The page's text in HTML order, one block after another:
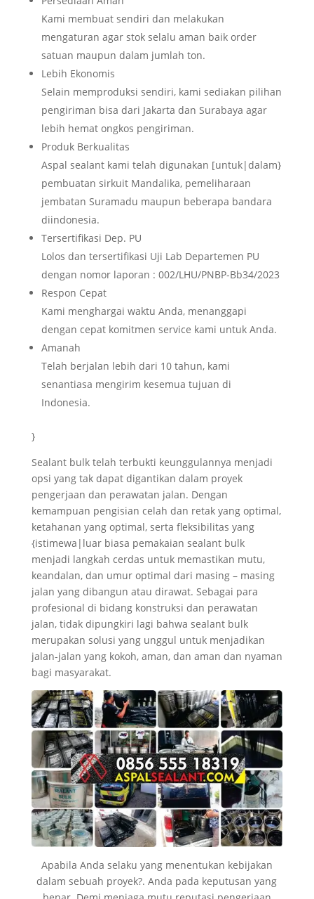
Kami membuat sendiri dan melakukan
mengaturan agar stok selalu aman baik order
satuan maupun dalam jumlah ton.
Lebih Ekonomis
Selain memproduksi sendiri, kami sediakan pilihan
pengiriman bisa dari Jakarta dan Surabaya agar
lebih hemat ongkos pengiriman.
Produk Berkualitas
Aspal sealant kami telah digunakan [untuk|dalam}
pembuatan sirkuit Mandalika, pemeliharaan
jembatan Suramadu maupun beberapa bandara
diindonesia.
Tersertifikasi Dep. PU
Lolos dan tersertifikasi Uji Lab Departemen PU
dengan nomor laporan : 002/LHU/PNBP-Bb34/2023
Respon Cepat
Kami menghargai waktu Anda, menanggapi
dengan cepat komitmen service kami untuk Anda.
Amanah
Telah berjalan lebih dari 10 tahun, kami
senantiasa mengirim kesemua tujuan di
Indonesia.
}
Sealant bulk telah terbukti keunggulannya menjadi
opsi yang tak dapat digantikan dalam proyek
pengerjaan dan perawatan jalan. Dengan
kemampuan pengisian celah dan retak yang optimal,
ketahanan yang optimal, serta fleksibilitas yang
{istimewa|luar biasa pemakaian sealant bulk
menjadi langkah cerdas untuk memastikan mutu,
keandalan, dan umur optimal dari masing – masing
jalan yang dibangun atau dirawat. Sebagai para
profesional di bidang konstruksi dan perawatan
jalan, tidak dipungkiri lagi bahwa sealant bulk
merupakan solusi yang unggul untuk menjadikan
jalan-jalan yang kokoh, aman, dan aman dan nyaman
bagi masyarakat.
Apabila Anda selaku yang menentukan kebijakan
dalam sebuah proyek?. Anda pada keputusan yang